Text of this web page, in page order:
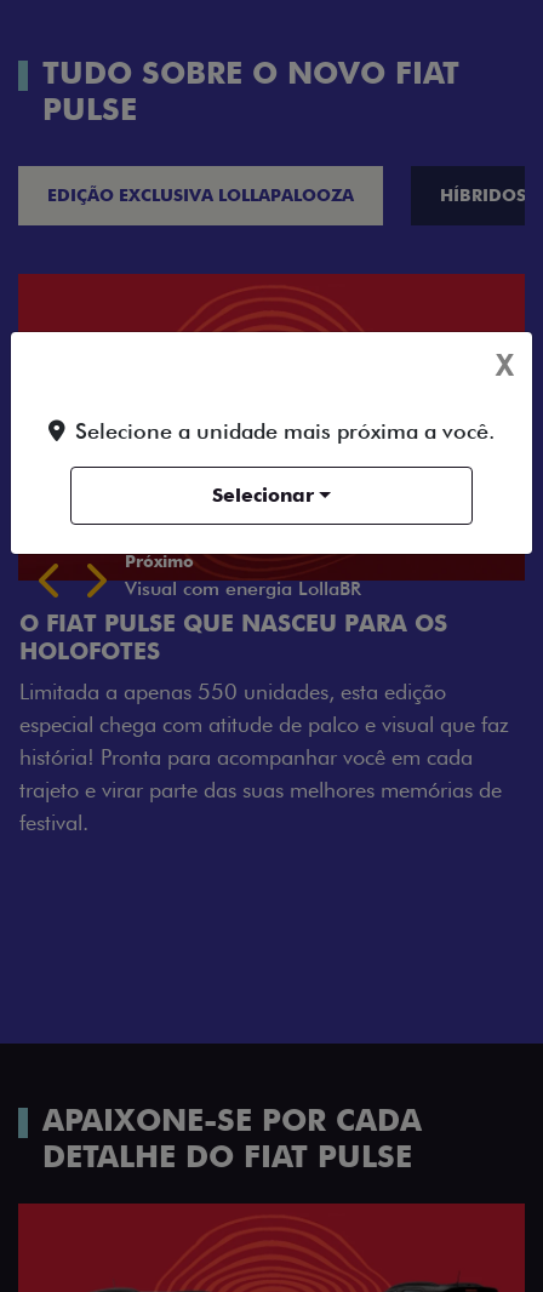
TUDO SOBRE O NOVO FIAT
PULSE
EDIÇÃO EXCLUSIVA LOLLAPALOOZA HÍBRIDOS
QUE NASCEU PARA OS
550 unidades, esta edição
com atitude de palco e visual que faz
para acompanhar você em cada
parte das suas melhores memórias de
APAIXONE-SE POR CADA
DETALHE DO FIAT PULSE
X
Selecione a unidade mais próxima a você.
Selecionar